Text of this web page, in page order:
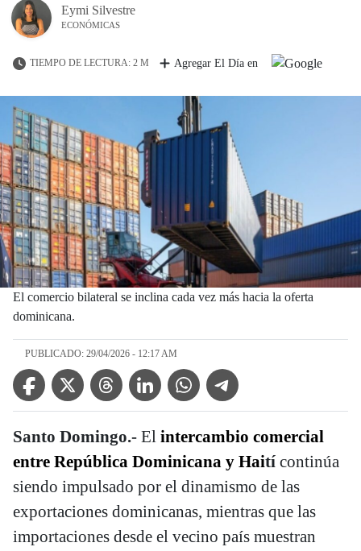
Eymi Silvestre
ECONÓMICAS
TIEMPO DE LECTURA: 2 M Agregar El Día en
El comercio bilateral se inclina cada vez más hacia la oferta
dominicana.
PUBLICADO: 29/04/2026 - 12:17 AM
Facebook IconTwitter IconThreads IconLinkedin IconWhatsApp IconTelegram Icon
Santo Domingo.- El intercambio comercial
entre República Dominicana y Haití continúa
siendo impulsado por el dinamismo de las
exportaciones dominicanas, mientras que las
importaciones desde el vecino país muestran